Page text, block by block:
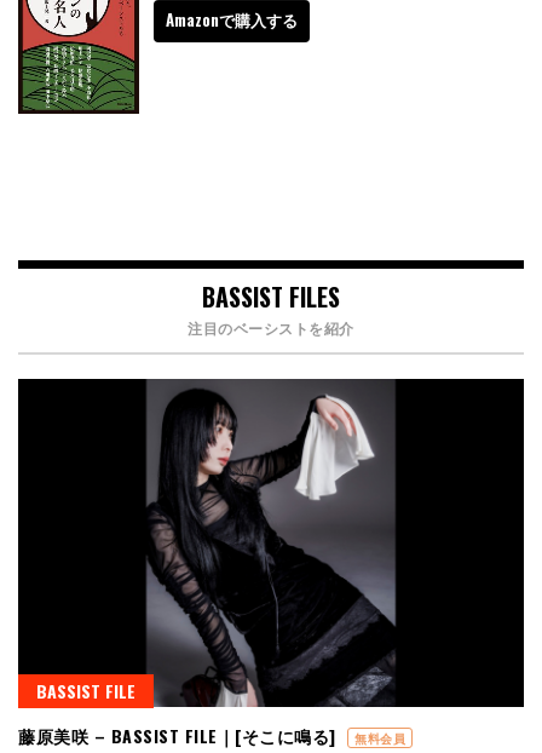
Amazonで購入する
BASSIST FILES
注目のベーシストを紹介
BASSIST FILE
藤原美咲 – BASSIST FILE｜[そこに鳴る]
無料会員